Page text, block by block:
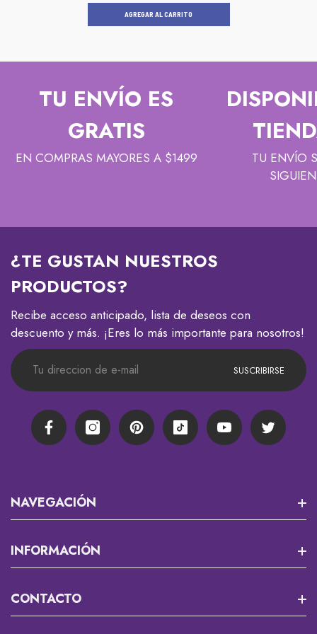
AGREGAR AL CARRITO
TU ENVÍO ES
GRATIS
EN COMPRAS MAYORES A $1499
TU ENVÍO
¿TE GUSTAN NUESTROS
PRODUCTOS?
Recibe acceso anticipado, lista de deseos con
descuento y más. ¡Eres lo más importante para nosotros!
SUSCRIBIRSE
FacebookInstagramPinterestTikTok YouTube Twitter
NAVEGACIÓN
Misión 13
Cortadores Y Marcadores Para Fondant
INFORMACIÓN
Que Es Un Custom?
CONTACTO